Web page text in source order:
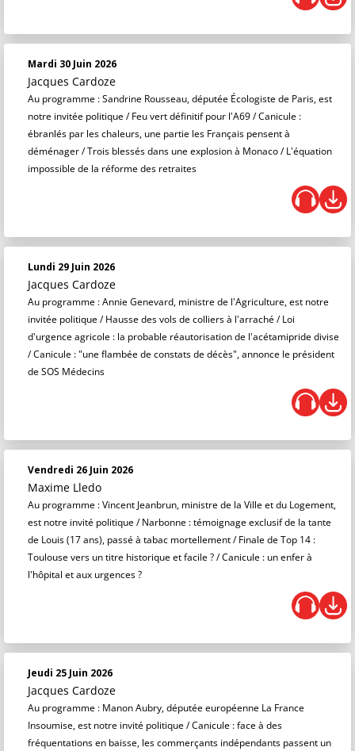
Mardi 30 Juin 2026
Jacques Cardoze
Au programme : Sandrine Rousseau, députée Écologiste de Paris, est
notre invitée politique / Feu vert définitif pour l'A69 / Canicule :
ébranlés par les chaleurs, une partie les Français pensent à
déménager / Trois blessés dans une explosion à Monaco / L'équation
impossible de la réforme des retraites
Lundi 29 Juin 2026
Jacques Cardoze
Au programme : Annie Genevard, ministre de l'Agriculture, est notre
invitée politique / Hausse des vols de colliers à l'arraché / Loi
d'urgence agricole : la probable réautorisation de l'acétamipride divise
/ Canicule : "une flambée de constats de décès", annonce le président
de SOS Médecins
Vendredi 26 Juin 2026
Maxime Lledo
Au programme : Vincent Jeanbrun, ministre de la Ville et du Logement,
est notre invité politique / Narbonne : témoignage exclusif de la tante
de Louis (17 ans), passé à tabac mortellement / Finale de Top 14 :
Toulouse vers un titre historique et facile ? / Canicule : un enfer à
l'hôpital et aux urgences ?
Jeudi 25 Juin 2026
Jacques Cardoze
Au programme : Manon Aubry, députée européenne La France
Insoumise, est notre invité politique / Canicule : face à des
fréquentations en baisse, les commerçants indépendants passent un